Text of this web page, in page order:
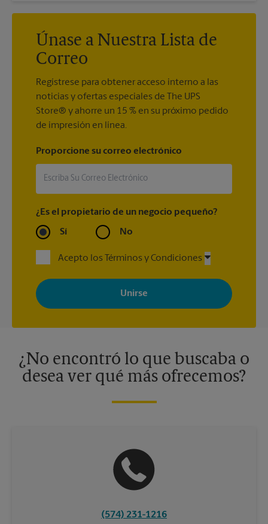
Únase a Nuestra Lista de
Correo
Regístrese para obtener acceso interno a las
noticias y ofertas especiales de The UPS
Store® y ahorre un 15 % en su próximo pedido
de impresión en línea.
Proporcione su correo electrónico
¿Es el propietario de un negocio pequeño?
Sí No
Acepto los Términos y Condiciones
Al registrarse, acepta recibir correos electrónicos de The UPS
Store con noticias, ofertas especiales, promociones y mensajes
adaptados a sus intereses. Puede darse de baja en cualquier
momento. Para más información, consulte nuestra política de
¿No encontró lo que buscaba o
desea ver qué más ofrecemos?
(574) 231-1216